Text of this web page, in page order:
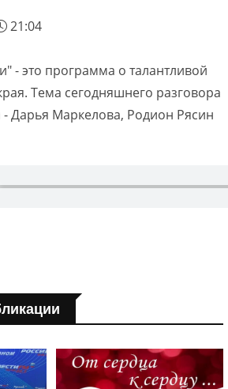
21:04
- это программа о талантливой
Тема сегодняшнего разговора
- Дарья Маркелова, Родион Рясин